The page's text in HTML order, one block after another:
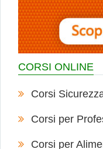
CORSI ONLINE
Corsi
Corsi per
Corsi per